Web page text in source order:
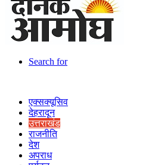
Search for
एक्सक्यूसिव
देहरादून
उत्तराखंड
राजनीति
देश
अपराध